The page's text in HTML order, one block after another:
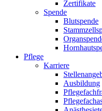
Zertifikate
Spende
Blutspende
Pflege
Karriere
Ausbildung